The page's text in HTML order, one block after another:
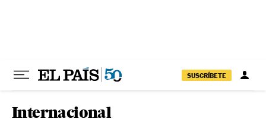
SUSCRÍBETE
Internacional